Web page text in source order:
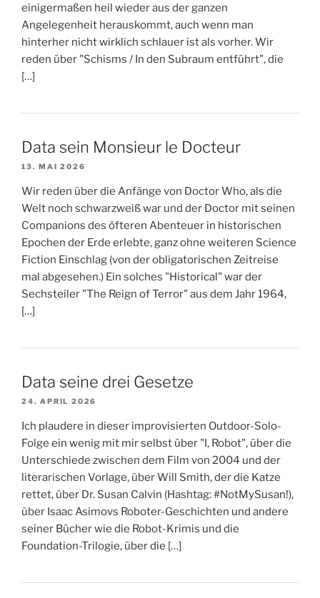
einigermaßen heil wieder aus der ganzen
Angelegenheit herauskommt, auch wenn man
hinterher nicht wirklich schlauer ist als vorher. Wir
reden über "Schisms / In den Subraum entführt", die
[…]
Data sein Monsieur le Docteur
13. MAI 2026
Wir reden über die Anfänge von Doctor Who, als die
Welt noch schwarzweiß war und der Doctor mit seinen
Companions des öfteren Abenteuer in historischen
Epochen der Erde erlebte, ganz ohne weiteren Science
Fiction Einschlag (von der obligatorischen Zeitreise
mal abgesehen.) Ein solches "Historical" war der
Sechsteiler "The Reign of Terror" aus dem Jahr 1964,
[…]
Data seine drei Gesetze
24. APRIL 2026
Ich plaudere in dieser improvisierten Outdoor-Solo-
Folge ein wenig mit mir selbst über "I, Robot", über die
Unterschiede zwischen dem Film von 2004 und der
literarischen Vorlage, über Will Smith, der die Katze
rettet, über Dr. Susan Calvin (Hashtag: #NotMySusan!),
über Isaac Asimovs Roboter-Geschichten und andere
seiner Bücher wie die Robot-Krimis und die
Foundation-Trilogie, über die […]